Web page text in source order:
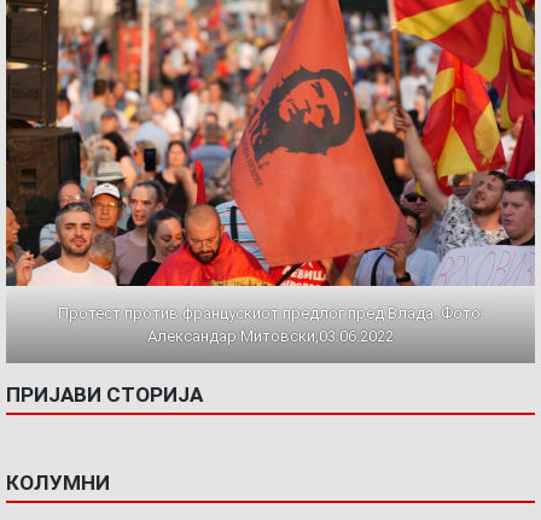
Протест против францускиот предлог пред Влада. Фото:
Александар Митовски,03.06.2022
ПРИЈАВИ СТОРИЈА
КОЛУМНИ